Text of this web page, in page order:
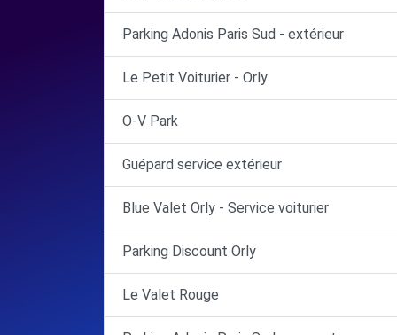
Parking Adonis Paris Sud - extérieur
Le Petit Voiturier - Orly
O-V Park
Guépard service extérieur
Blue Valet Orly - Service voiturier
Parking Discount Orly
Le Valet Rouge